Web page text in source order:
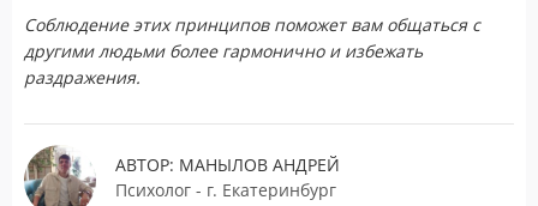
Соблюдение этих принципов поможет вам общаться с
другими людьми более гармонично и избежать
раздражения.
АВТОР: МАНЫЛОВ АНДРЕЙ
Психолог - г. Екатеринбург